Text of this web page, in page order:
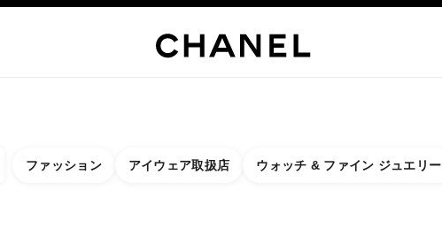
フィルター
以下に関するフィルター結果：
ファッション アイウェア取扱店 ウォッチ & ファイン ジュエリー